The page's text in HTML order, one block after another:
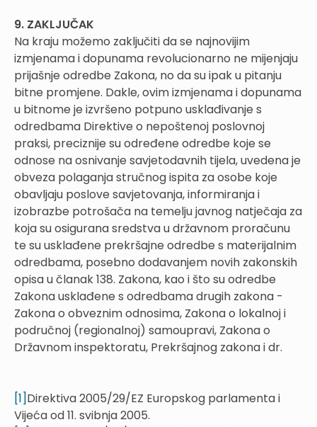
9. ZAKLJUČAK
Na kraju možemo zaključiti da se najnovijim
izmjenama i dopunama revolucionarno ne mijenjaju
prijašnje odredbe Zakona, no da su ipak u pitanju
bitne promjene. Dakle, ovim izmjenama i dopunama
u bitnome je izvršeno potpuno usklađivanje s
odredbama Direktive o nepoštenoj poslovnoj
praksi, preciznije su određene odredbe koje se
odnose na osnivanje savjetodavnih tijela, uvedena je
obveza polaganja stručnog ispita za osobe koje
obavljaju poslove savjetovanja, informiranja i
izobrazbe potrošača na temelju javnog natječaja za
koja su osigurana sredstva u državnom proračunu
te su usklađene prekršajne odredbe s materijalnim
odredbama, posebno dodavanjem novih zakonskih
opisa u članak 138. Zakona, kao i što su odredbe
Zakona usklađene s odredbama drugih zakona -
Zakona o obveznim odnosima, Zakona o lokalnoj i
područnoj (regionalnoj) samoupravi, Zakona o
Državnom inspektoratu, Prekršajnog zakona i dr.
[1]Direktiva 2005/29/EZ Europskog parlamenta i
Vijeća od 11. svibnja 2005.